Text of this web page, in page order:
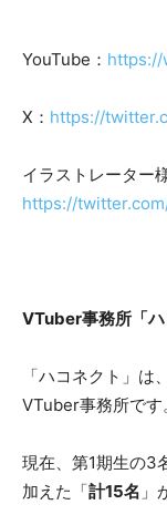
YouTube： https://
X： https://
イラストレーター
https://
VTuber事務所「
「ハコネクト」
VTuber事務所です
現在、第1期生の3
加えた「計15名 」